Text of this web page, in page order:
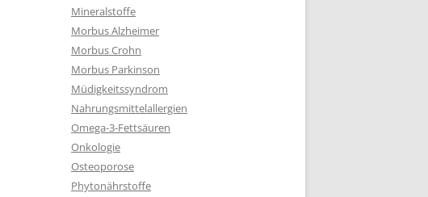
Mineralstoffe
Morbus Alzheimer
Morbus Crohn
Morbus Parkinson
Müdigkeitssyndrom
Nahrungsmittelallergien
Omega-3-Fettsäuren
Onkologie
Osteoporose
Phytonährstoffe